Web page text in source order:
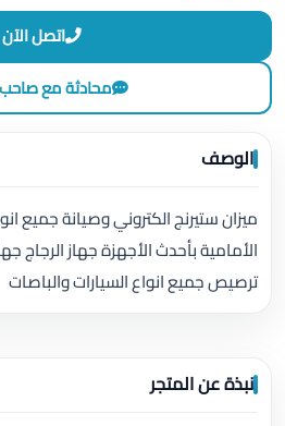
اتصل الآن
محادثة مع صاحب
الوصف
ميزان ستيرنج الكتروني وصيانة جميع
الأمامية بأحدث الأجهزة جهاز الرجاج
ترصيص جميع انواع السيارات والباصات
نبذة عن المتجر